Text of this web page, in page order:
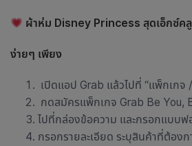
ผ้าห่ม Disney Princess สุดเอ็กซ์ค
ง่ายๆ เพียง
เปิดแอป Grab แล้วไปที่ “แพ็กเกจ
กดสมัครแพ็กเกจ Grab Be You,
ไปที่กล่องข้อความ และกรอกแบบฟ
กรอกรายละเอียด ระบุสินค้าที่ต้องก